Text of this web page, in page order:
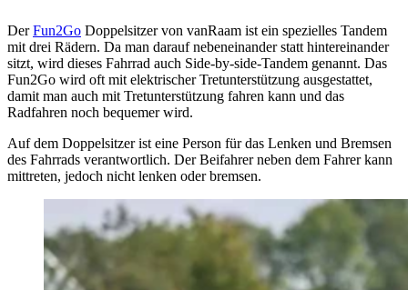
DerFun2Go Doppelsitzer von vanRaam ist ein spezielles Tandem
mit drei Rädern. Da man darauf nebeneinander statt hintereinander
sitzt, wird dieses Fahrrad auch Side-by-side-Tandem genannt. Das
Fun2Go wird oft mit elektrischer Tretunterstützung ausgestattet,
damit man auch mit Tretunterstützung fahren kann und das
Radfahren noch bequemer wird.
Auf dem Doppelsitzer ist eine Person für das Lenken und Bremsen
des Fahrrads verantwortlich. Der Beifahrer neben dem Fahrer kann
mittreten, jedoch nicht lenken oder bremsen.